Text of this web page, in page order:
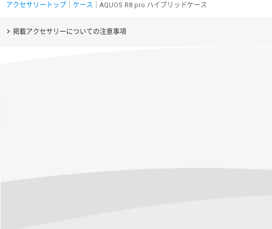
アクセサリートップ ケース ｜AQUOS R8 pro ハイブリッドケース
掲載アクセサリーについての注意事項